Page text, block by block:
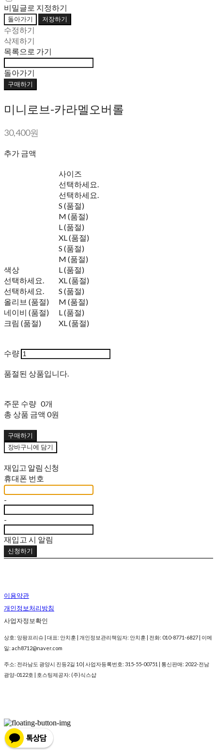
비밀글로 지정하기
돌아가기 저장하기
수정하기
삭제하기
목록으로 가기
돌아가기
구매하기
미니로브-카라멜오버롤
30,400원
추가 금액
색상
선택하세요.
선택하세요.
올리브 (품절)
네이비 (품절)
크림 (품절)
사이즈
선택하세요.
선택하세요.
S (품절)
M (품절)
L (품절)
XL (품절)
S (품절)
M (품절)
L (품절)
XL (품절)
S (품절)
M (품절)
L (품절)
XL (품절)
수량
품절된 상품입니다.
주문 수량 0개
총 상품 금액 0원
구매하기
장바구니에 담기
재입고 알림 신청
휴대폰 번호
-
-
재입고 시 알림
신청하기
이용약관
개인정보처리방침
사업자정보확인
상호: 앙팡프리슈 | 대표: 안치훈 | 개인정보관리책임자: 안치훈 | 전화: 010-8771-6827 | 이메
일: ach8712@naver.com
주소: 전라남도 광양시 진등2길 10 | 사업자등록번호: 315-55-00751 | 통신판매: 2022-전남
광양-0122호 | 호스팅제공자: (주)식스샵